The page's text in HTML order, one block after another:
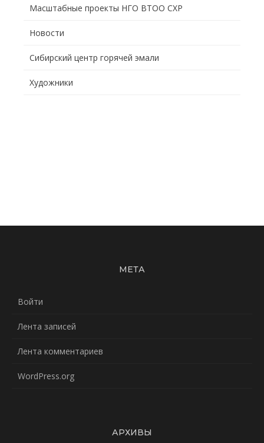
Масштабные проекты НГО ВТОО СХР
Новости
Сибирский центр горячей эмали
Художники
МЕТА
Войти
Лента записей
Лента комментариев
WordPress.org
АРХИВЫ